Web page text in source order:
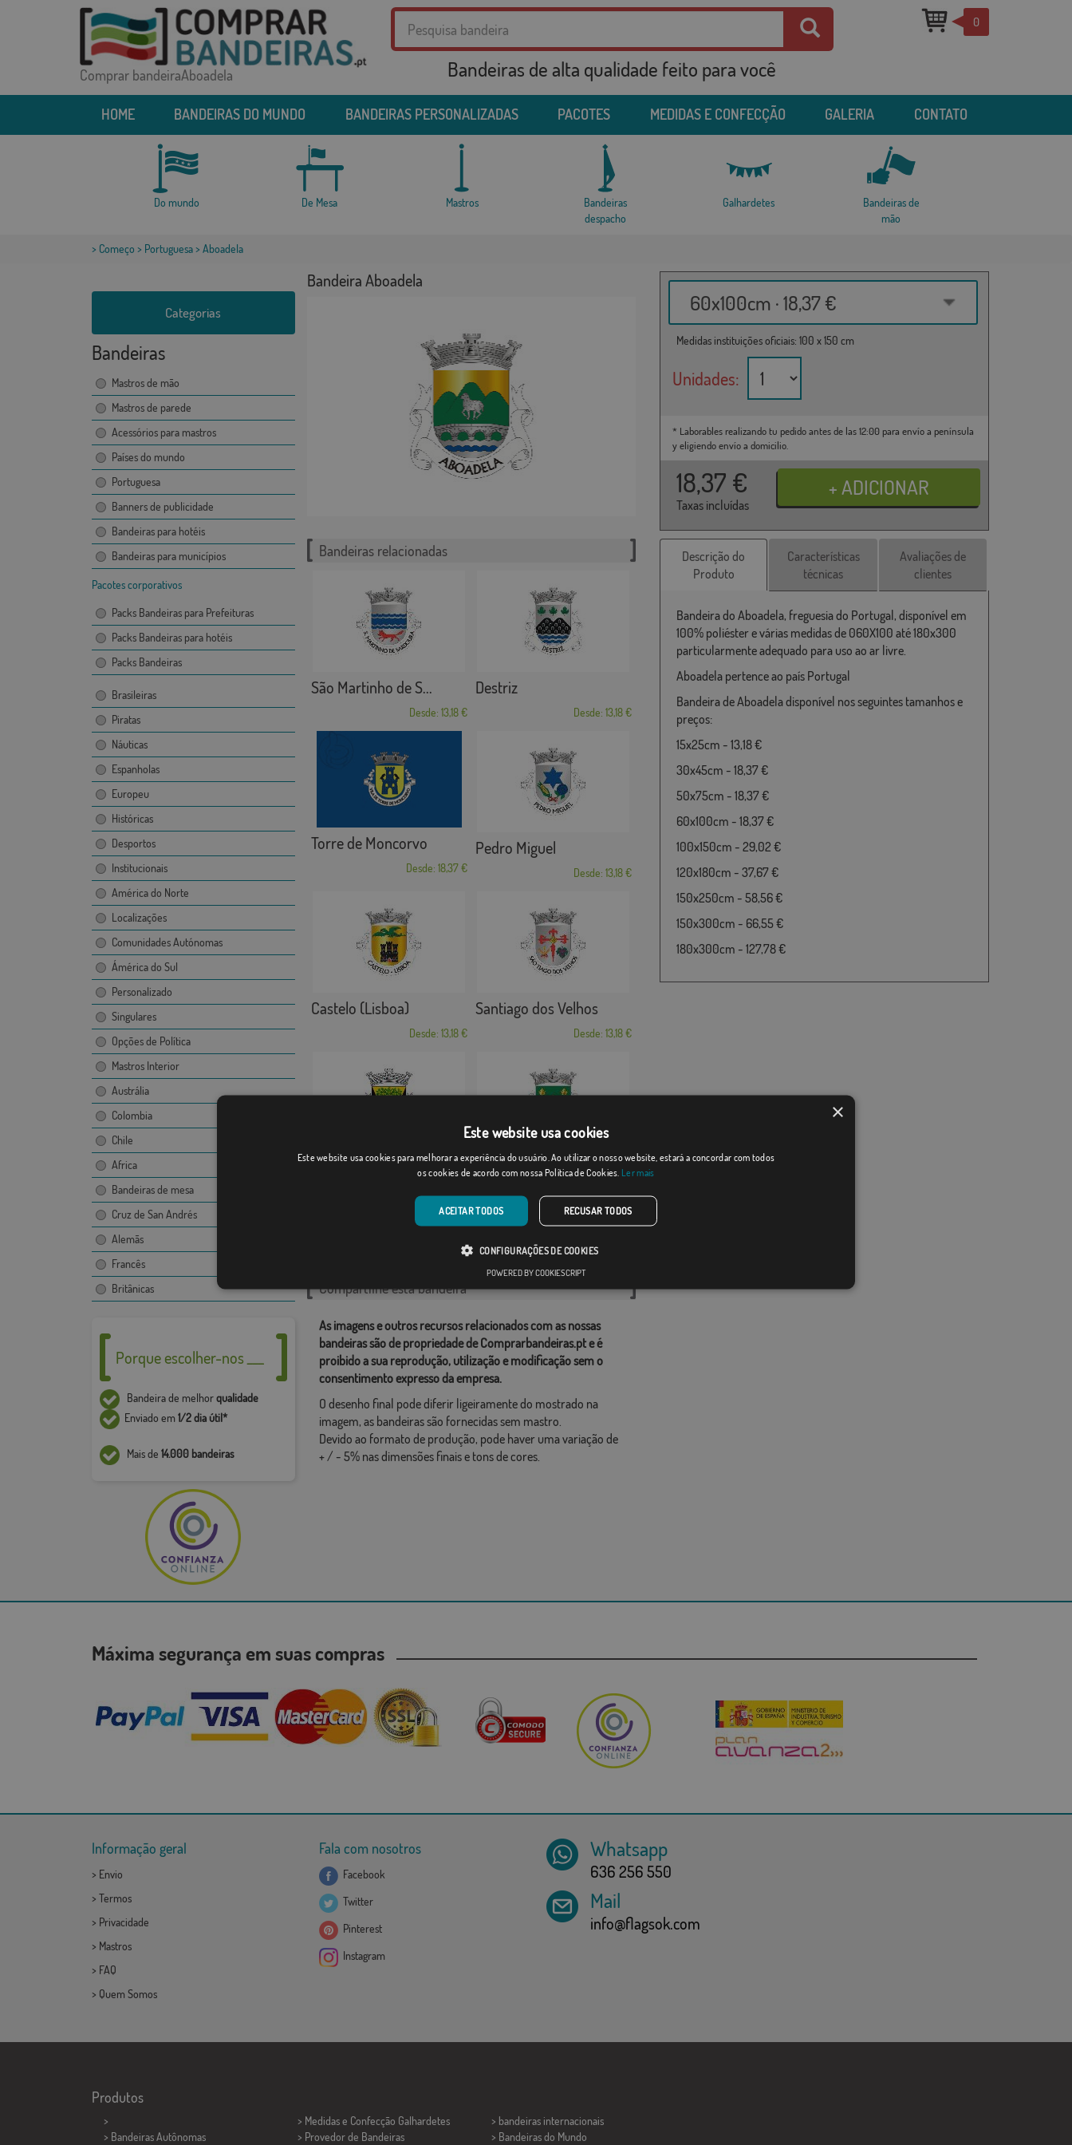
Comprar bandeiraAboadela Bandeiras de alta qualidade feito para você
0
HOME BANDEIRAS DO MUNDO BANDEIRAS PERSONALIZADAS PACOTES MEDIDAS E CONFECÇÃO GALERIA CONTATO
Do mundo De Mesa Mastros
Bandeiras
despacho
Galhardetes
Bandeiras de
mão
> Começo > Portuguesa> Aboadela
Categorias
Bandeiras
Mastros de mão
Mastros de parede
Acessórios para mastros
Países do mundo
Portuguesa
Banners de publicidade
Bandeiras para hotéis
Bandeiras para municípios
Pacotes corporativos
Packs Bandeiras para Prefeituras
Packs Bandeiras para hotéis
Packs Bandeiras
Brasileiras
Piratas
Náuticas
Espanholas
Europeu
Históricas
Desportos
Institucionais
América do Norte
Localizações
Comunidades Autónomas
Ámérica do Sul
Personalizado
Singulares
Opções de Política
Mastros Interior
Austrália
Colombia
Chile
Africa
Bandeiras de mesa
Cruz de San Andrés
Alemãs
Francês
Britânicas
Porque escolher-nos ___
Bandeira de melhorqualidade
Enviado em1/2 dia útil*
Mais de 14.000 bandeiras
Bandeira Aboadela
60x100cm · 18,37 €
Medidas instituições oficiais: 100 x 150 cm
Unidades:
* Laborables realizando tu pedido antes de las 12:00 para envío a península
y eligiendo envío a domicilio.
18,37 €
Taxas incluídas
Bandeiras relacionadas
São Martinho de S...
Desde: 13,18 €
Destriz
Desde: 13,18 €
Torre de Moncorvo
Desde: 18,37 €
Pedro Miguel
Desde: 13,18 €
Castelo (Lisboa)
Desde: 13,18 €
Santiago dos Velhos
Desde: 13,18 €
Desde: 13,18 €
Sequeade
Desde: 13,18 €
Categorias relacionadas:
Compartilhe esta bandeira
As imagens e outros recursos relacionados com as nossas
bandeiras são de propriedade de Comprarbandeiras.pt e é
proibido a sua reprodução, utilização e modificação sem o
consentimento expresso da empresa.
O desenho final pode diferir ligeiramente do mostrado na
imagem, as bandeiras são fornecidas sem mastro.
Devido ao formato de produção, pode haver uma variação de
+ / - 5% nas dimensões finais e tons de cores.
Descrição do
Produto
Características
técnicas
Avaliações de
clientes
Bandeira do Aboadela, freguesia do Portugal, disponível em
100% poliéster e várias medidas de 060X100 até 180x300
particularmente adequado para uso ao ar livre.
Aboadela pertence ao país Portugal
Bandeira de Aboadela disponível nos seguintes tamanhos e
preços:
15x25cm - 13,18 €
30x45cm - 18,37 €
50x75cm - 18,37 €
60x100cm - 18,37 €
100x150cm - 29,02 €
120x180cm - 37,67 €
150x250cm - 58,56 €
150x300cm - 66,55 €
180x300cm - 127,78 €
Máxima segurança em suas compras
Informação geral
> Envio
> Termos
> Privacidade
> Mastros
> FAQ
> Quem Somos
Fala com nosotros
Facebook
Twitter
Pinterest
Instagram
Whatsapp
636 256 550
Mail
info@flagsok.com
Produtos
>
> Bandeiras Autônomas
> Medidas e Confecção Galhardetes
> Provedor de Bandeiras
> bandeiras internacionais
> Bandeiras do Mundo
×
Este website usa cookies
Este website usa cookies para melhorar a experiência do usuário. Ao utilizar o nosso website, estará a concordar com todos
os cookies de acordo com nossa Política de Cookies. Ler mais
ACEITAR TODOS RECUSAR TODOS
CONFIGURAÇÕES DE COOKIES
POWERED BY COOKIESCRIPT